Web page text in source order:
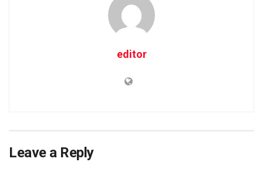
editor
Leave a Reply